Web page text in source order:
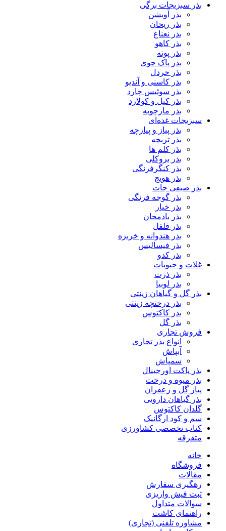
بذر سبزیجات برگی
بذر آویشن
بذر ریحان
بذر نعناع
بذر کاهو
بذر پونه
بذر پاک چوی
بذر خردل
بذر کاسنی و آندیو
بذر سوئیس چارد
بذر کیل و کولارد
بذر مارچوبه
سبزیجات غده‌ای
بذر پیاز و پیازچه
بذر تربچه
بذر کلم ها
بذر بروکلی
بذر کنگرفرنگی
بذر هویج
بذر صیفی جات
بذر گوجه فرنگی
بذر خیار
بذر بادمجان
بذر فلفل
بذر هندوانه و خربزه
بذر فیسالیس
بذر کدو
غلات و حبوبات
بذر ذرت
بذر لوبیا
بذر گل و گیاهان زینتی
بذر درختچه زینتی
بذر کاکتوس
بذر گل
فروش تجاری
انواع بذر تجاری
آبپاش
سمپاش
بذر پاکت اورجینال
بذر میوه و درخت
پیاز گل و زعفران
بذر گیاهان دارویی
گلدان کاکتوس
سم و کود ارگانیک
کتاب تخصصی کشاورزی
متفرقه
خانه
فروشگاه
مقالات
رهگیری سفارش
ثبت فیش واریزی
سوالات متداول
راهنمای کاشت
مشاوره تلفنی (تجاری)